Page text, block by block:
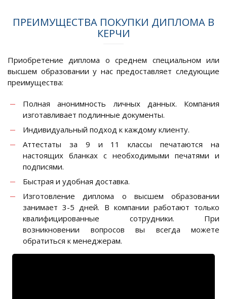
ПРЕИМУЩЕСТВА ПОКУПКИ ДИПЛОМА В
КЕРЧИ
Приобретение диплома о среднем специальном или
высшем образовании у нас предоставляет следующие
преимущества:
Полная анонимность личных данных. Компания
изготавливает подлинные документы.
Индивидуальный подход к каждому клиенту.
Аттестаты за 9 и 11 классы печатаются на
настоящих бланках с необходимыми печатями и
подписями.
Быстрая и удобная доставка.
Изготовление диплома о высшем образовании
занимает 3-5 дней. В компании работают только
квалифицированные сотрудники. При
возникновении вопросов вы всегда можете
обратиться к менеджерам.